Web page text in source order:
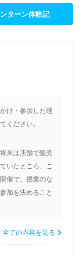
ターン体験記
け・参加した理
ください。
来は店舗で販売
いたところ、こ
催で、授業のな
加を決めること
全ての内容を見る